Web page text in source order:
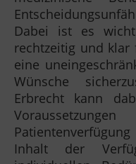
Dabei ist es
rechtzeitig und klar
eine
Wünsche
Erbrecht kann
Inhalt der